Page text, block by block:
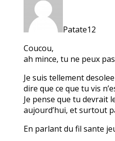
Patate12
Coucou,
ah mince, tu ne peux
Je suis tellement
dire que ce que tu vis
Je pense que tu devrait
aujourd’hui, et surtout
En parlant du fil sante